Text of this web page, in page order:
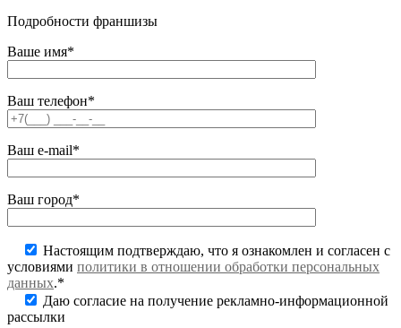
Подробности франшизы
Ваше имя*
Ваш телефон*
Ваш e-mail*
Ваш город*
Настоящим подтверждаю, что я ознакомлен и согласен с
условиями политики в отношении обработки персональных
данных.*
Даю согласие на получение рекламно-информационной
рассылки